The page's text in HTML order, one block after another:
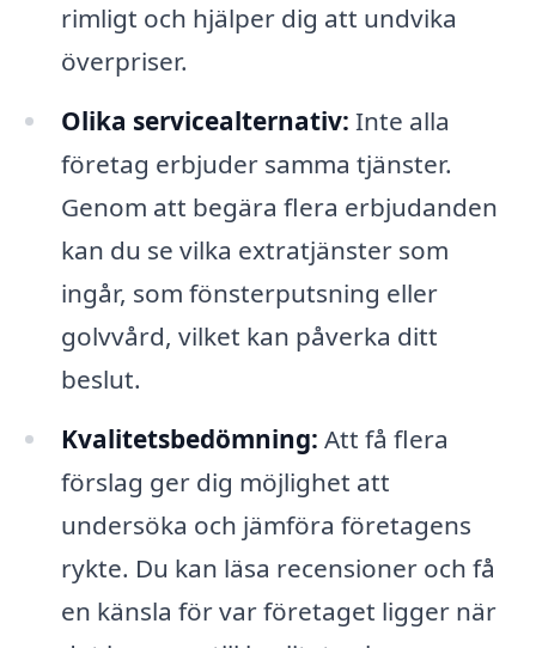
rimligt och hjälper dig att undvika
överpriser.
Olika servicealternativ: Inte alla
företag erbjuder samma tjänster.
Genom att begära flera erbjudanden
kan du se vilka extratjänster som
ingår, som fönsterputsning eller
golvvård, vilket kan påverka ditt
beslut.
Kvalitetsbedömning: Att få flera
förslag ger dig möjlighet att
undersöka och jämföra företagens
rykte. Du kan läsa recensioner och få
en känsla för var företaget ligger när